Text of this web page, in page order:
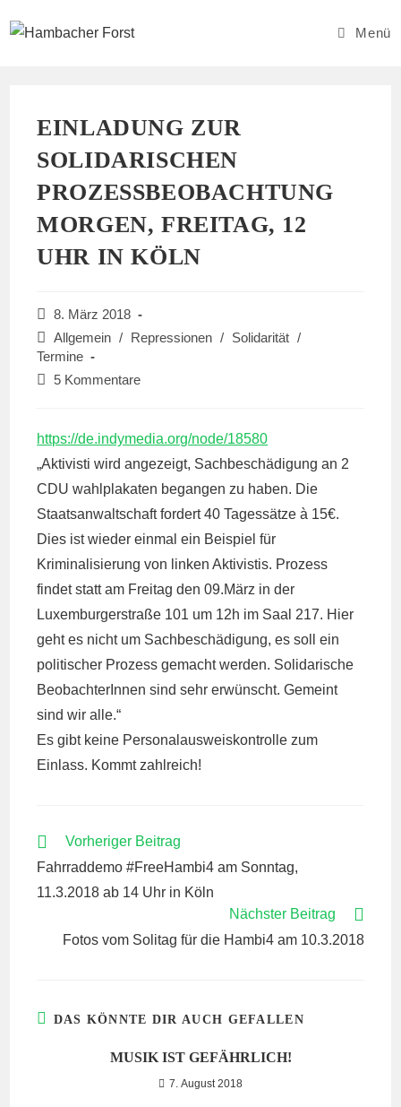
Inhalt
Menü
EINLADUNG ZUR
SOLIDARISCHEN
PROZESSBEOBACHTUNG
MORGEN, FREITAG, 12
UHR IN KÖLN
Beitrag
veröffentlicht:
8. März 2018
Beitrags-
Kategorie:
Allgemein / Repressionen / Solidarität /
Termine
Beitrags-
5 Kommentare
https://de.indymedia.org/node/18580
„Aktivisti wird angezeigt, Sachbeschädigung an 2
CDU wahlplakaten begangen zu haben. Die
Staatsanwaltschaft fordert 40 Tagessätze à 15€.
Dies ist wieder einmal ein Beispiel für
Kriminalisierung von linken Aktivistis. Prozess
findet statt am Freitag den 09.März in der
Luxemburgerstraße 101 um 12h im Saal 217. Hier
geht es nicht um Sachbeschädigung, es soll ein
politischer Prozess gemacht werden. Solidarische
BeobachterInnen sind sehr erwünscht. Gemeint
sind wir alle.“
Es gibt keine Personalausweiskontrolle zum
Einlass. Kommt zahlreich!
WEITERE
ANSEHEN
Vorheriger Beitrag
Fahrraddemo #FreeHambi4 am Sonntag,
11.3.2018 ab 14 Uhr in Köln
Nächster Beitrag
Fotos vom Solitag für die Hambi4 am 10.3.2018
DAS KÖNNTE DIR AUCH GEFALLEN
MUSIK IST GEFÄHRLICH!
7. August 2018